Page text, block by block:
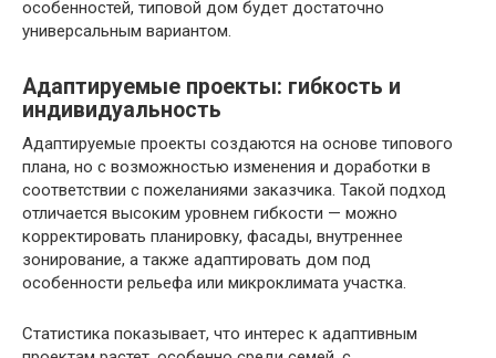
особенностей, типовой дом будет достаточно
универсальным вариантом.
Адаптируемые проекты: гибкость и
индивидуальность
Адаптируемые проекты создаются на основе типового
плана, но с возможностью изменения и доработки в
соответствии с пожеланиями заказчика. Такой подход
отличается высоким уровнем гибкости — можно
корректировать планировку, фасады, внутреннее
зонирование, а также адаптировать дом под
особенности рельефа или микроклимата участка.
Статистика показывает, что интерес к адаптивным